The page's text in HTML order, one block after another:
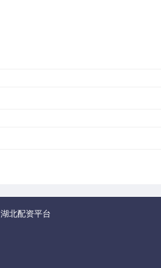
湖北配资平台